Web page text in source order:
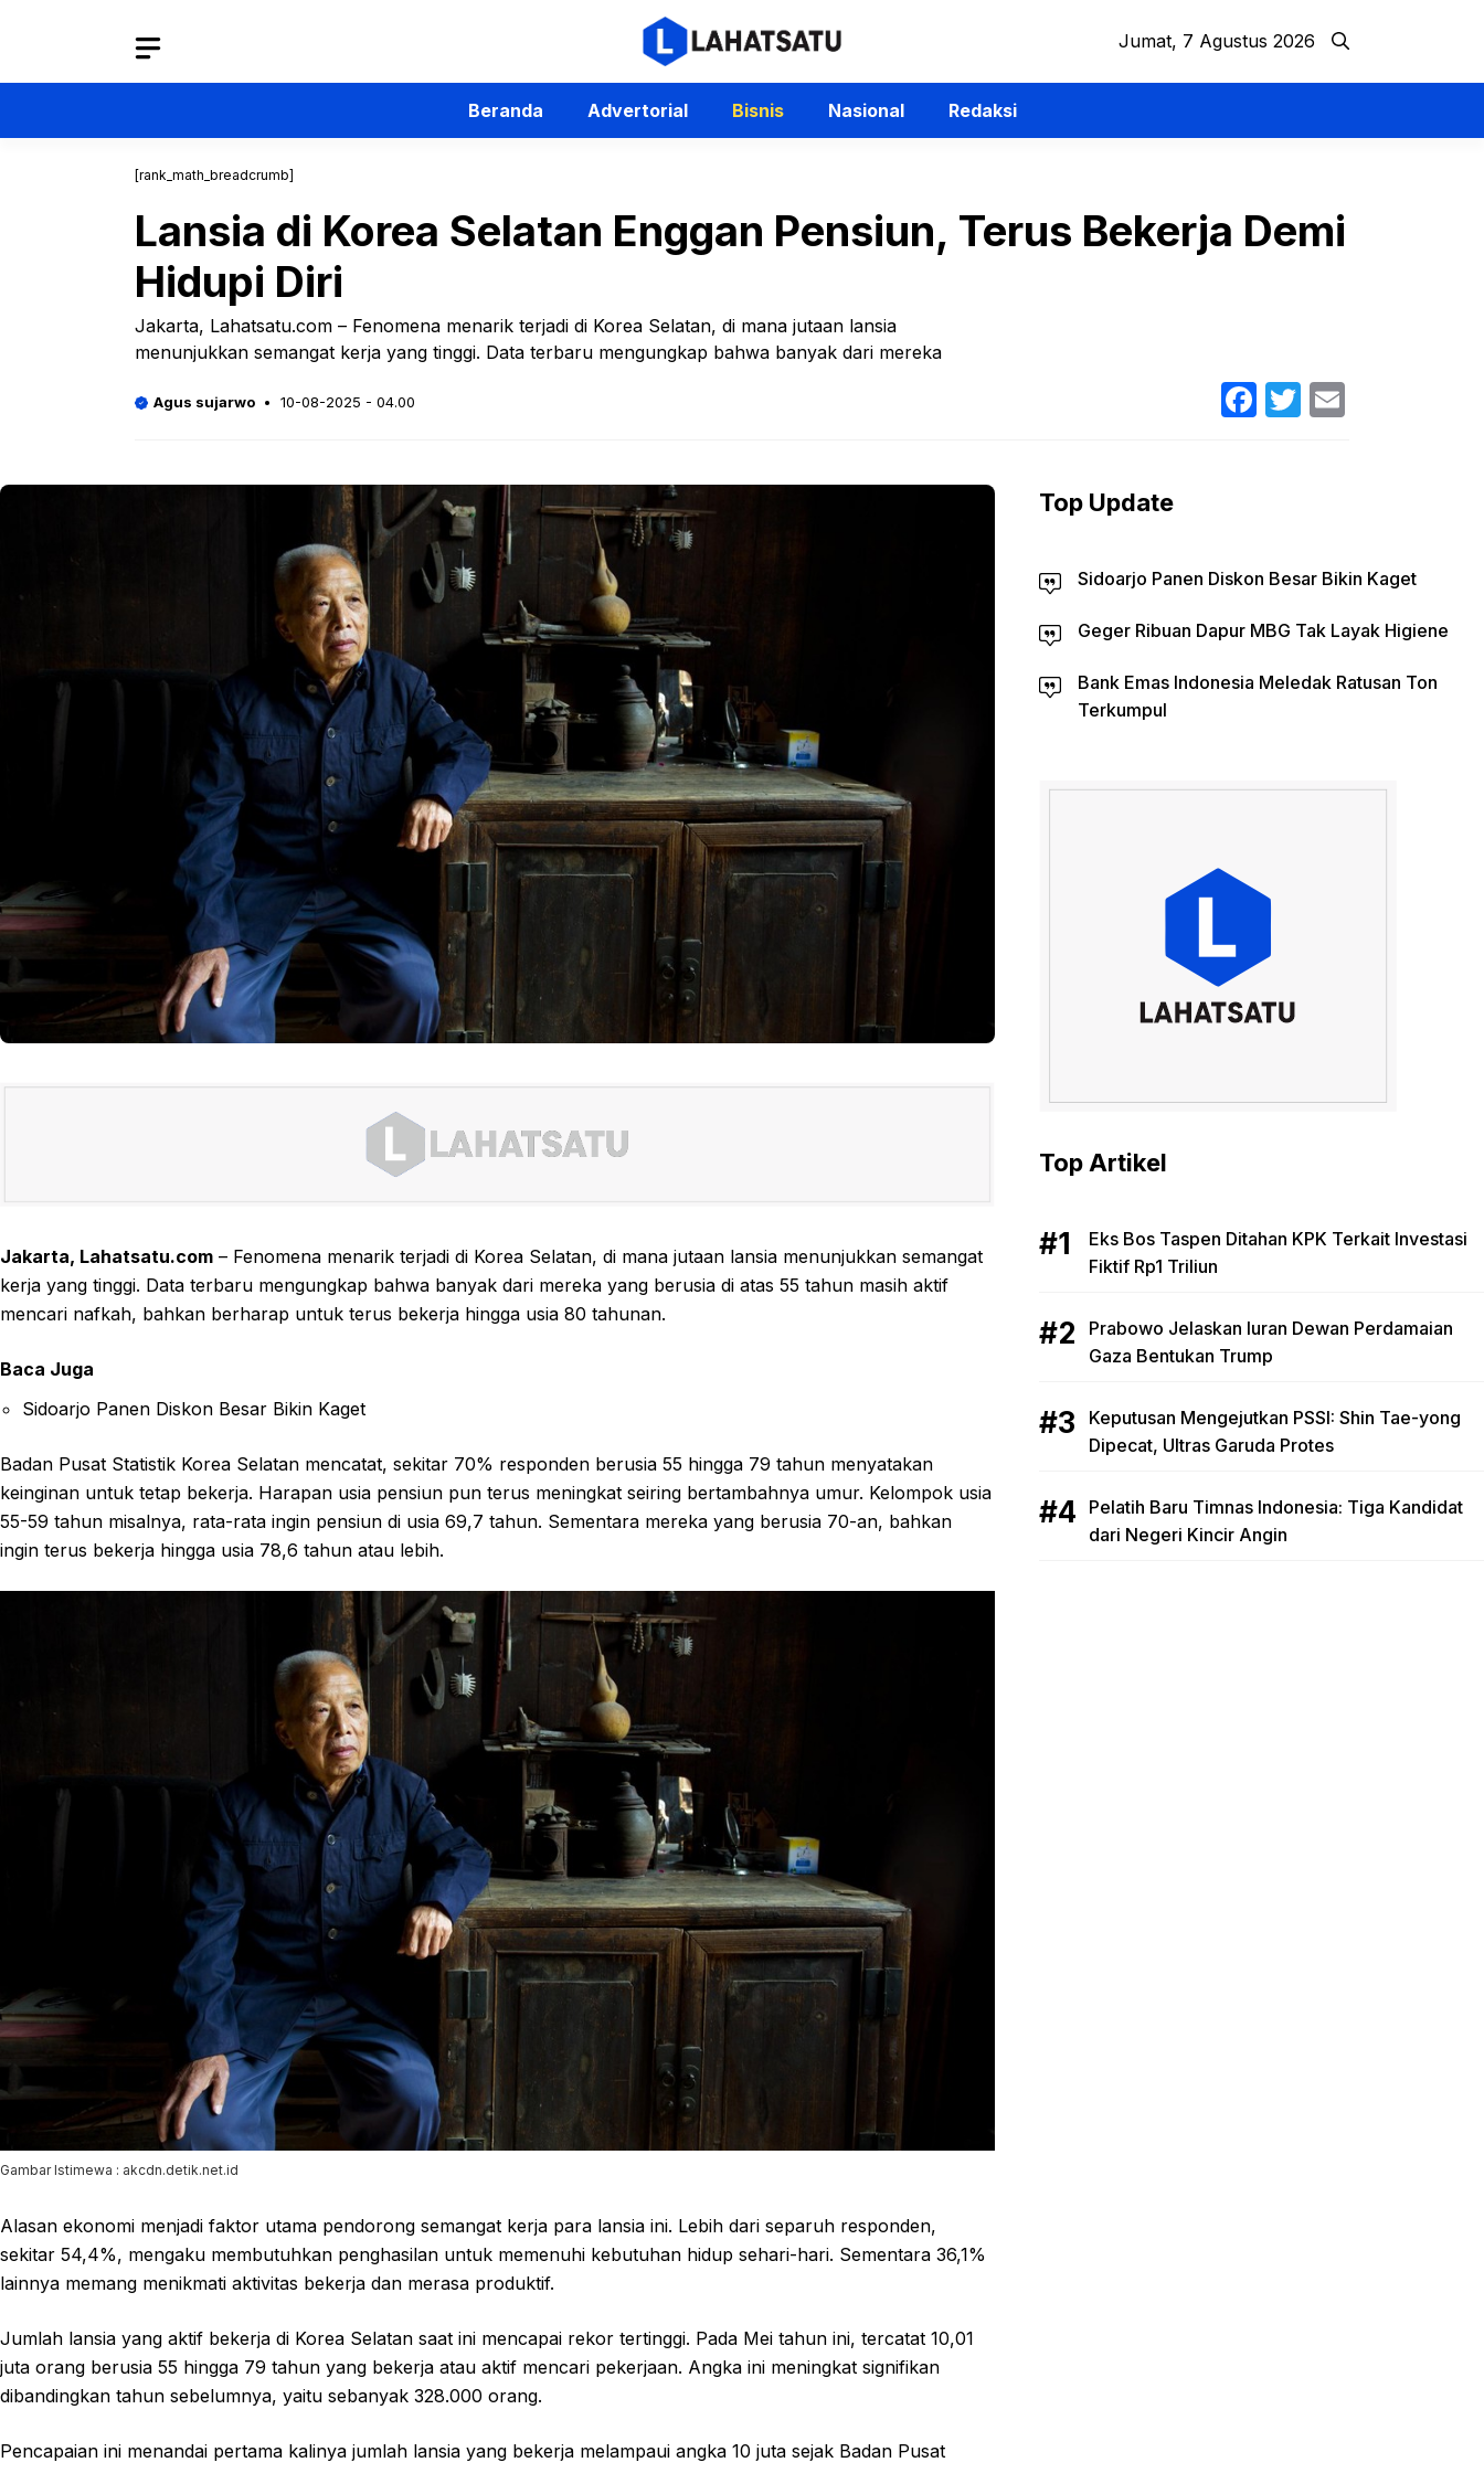
Jumat, 7 Agustus 2026
Beranda Advertorial Bisnis Nasional Redaksi
[rank_math_breadcrumb]
Lansia di Korea Selatan Enggan Pensiun, Terus Bekerja Demi
Hidupi Diri
Jakarta, Lahatsatu.com – Fenomena menarik terjadi di Korea Selatan, di mana jutaan lansia
menunjukkan semangat kerja yang tinggi. Data terbaru mengungkap bahwa banyak dari mereka
Agus sujarwo 10-08-2025 - 04.00 Facebook
Twitter
Jakarta, Lahatsatu.com – Fenomena menarik terjadi di Korea Selatan, di mana jutaan lansia menunjukkan semangat
kerja yang tinggi. Data terbaru mengungkap bahwa banyak dari mereka yang berusia di atas 55 tahun masih aktif
mencari nafkah, bahkan berharap untuk terus bekerja hingga usia 80 tahunan.
Baca Juga
Sidoarjo Panen Diskon Besar Bikin Kaget
Badan Pusat Statistik Korea Selatan mencatat, sekitar 70% responden berusia 55 hingga 79 tahun menyatakan
keinginan untuk tetap bekerja. Harapan usia pensiun pun terus meningkat seiring bertambahnya umur. Kelompok usia
55-59 tahun misalnya, rata-rata ingin pensiun di usia 69,7 tahun. Sementara mereka yang berusia 70-an, bahkan
ingin terus bekerja hingga usia 78,6 tahun atau lebih.
Gambar Istimewa : akcdn.detik.net.id
Alasan ekonomi menjadi faktor utama pendorong semangat kerja para lansia ini. Lebih dari separuh responden,
sekitar 54,4%, mengaku membutuhkan penghasilan untuk memenuhi kebutuhan hidup sehari-hari. Sementara 36,1%
lainnya memang menikmati aktivitas bekerja dan merasa produktif.
Jumlah lansia yang aktif bekerja di Korea Selatan saat ini mencapai rekor tertinggi. Pada Mei tahun ini, tercatat 10,01
juta orang berusia 55 hingga 79 tahun yang bekerja atau aktif mencari pekerjaan. Angka ini meningkat signifikan
dibandingkan tahun sebelumnya, yaitu sebanyak 328.000 orang.
Pencapaian ini menandai pertama kalinya jumlah lansia yang bekerja melampaui angka 10 juta sejak Badan Pusat
Top Update
Sidoarjo Panen Diskon Besar Bikin Kaget
Geger Ribuan Dapur MBG Tak Layak Higiene
Bank Emas Indonesia Meledak Ratusan Ton
Terkumpul
Top Artikel
Eks Bos Taspen Ditahan KPK Terkait Investasi
Fiktif Rp1 Triliun
Prabowo Jelaskan Iuran Dewan Perdamaian
Gaza Bentukan Trump
Keputusan Mengejutkan PSSI: Shin Tae-yong
Dipecat, Ultras Garuda Protes
Pelatih Baru Timnas Indonesia: Tiga Kandidat
dari Negeri Kincir Angin